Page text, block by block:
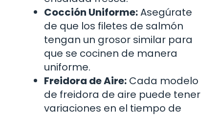
Cocción Uniforme:Asegúrate
de que los filetes de salmón
tengan un grosor similar para
que se cocinen de manera
uniforme.
Freidora de Aire: Cada modelo
de freidora de aire puede tener
variaciones en el tiempo de